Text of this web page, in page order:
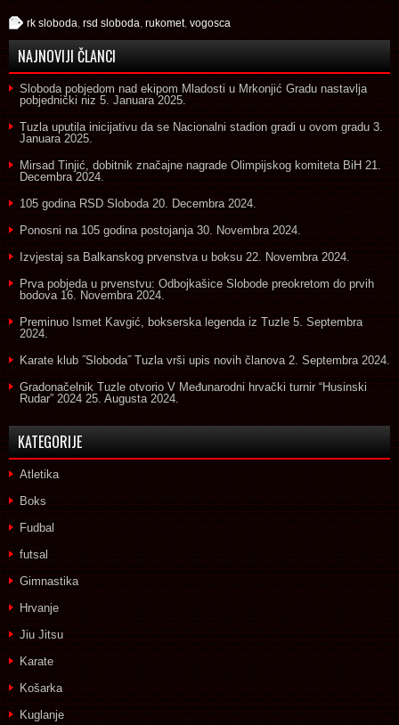
rk sloboda rsd sloboda rukomet, vogosca
NAJNOVIJI ČLANCI
Sloboda pobjedom nad ekipom Mladosti u Mrkonjić Gradu nastavlja
pobjednički niz 5. Januara 2025.
Tuzla uputila inicijativu da se Nacionalni stadion gradi u ovom gradu 3.
Januara 2025.
Mirsad Tinjić, dobitnik značajne nagrade Olimpijskog komiteta BiH 21.
Decembra 2024.
105 godina RSD Sloboda 20. Decembra 2024.
Ponosni na 105 godina postojanja 30. Novembra 2024.
Izvjestaj sa Balkanskog prvenstva u boksu 22. Novembra 2024.
Prva pobjeda u prvenstvu: Odbojkašice Slobode preokretom do prvih
bodova 16. Novembra 2024.
Preminuo Ismet Kavgić, bokserska legenda iz Tuzle 5. Septembra
2024.
Karate klub ˝Sloboda˝ Tuzla vrši upis novih članova 2. Septembra 2024.
Gradonačelnik Tuzle otvorio V Međunarodni hrvački turnir “Husinski
Rudar” 2024 25. Augusta 2024.
KATEGORIJE
Atletika
Boks
Fudbal
futsal
Gimnastika
Hrvanje
Jiu Jitsu
Karate
Košarka
Kuglanje